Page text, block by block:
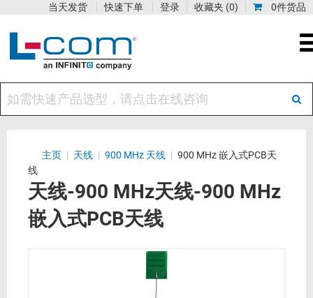
0件货品
收藏夹 (0)
当天发货 快速下单 登录
主页 | 天线 | 900 MHz 天线 | 900 MHz 嵌入式PCB天
线
天线-900 MHz天线-900 MHz
嵌入式PCB天线